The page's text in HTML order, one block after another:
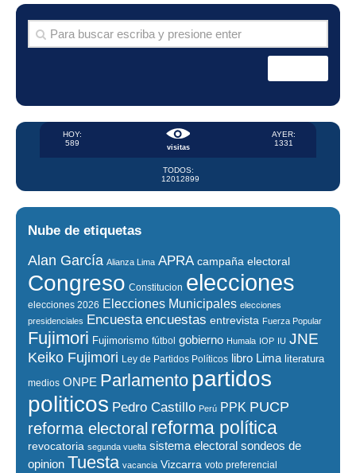
visitas
HOY:
589
AYER:
1331
TODOS:
12012899
Nube de etiquetas
Alan García Alianza Lima APRA campaña electoral
Congreso Constitucion elecciones
elecciones 2026 Elecciones Municipales elecciones
presidenciales Encuesta encuestas entrevista Fuerza Popular
Fujimori Fujimorismo fútbol gobierno Humala IOP IU JNE
Keiko Fujimori Ley de Partidos Políticos libro Lima literatura
medios ONPE Parlamento partidos
politicos Pedro Castillo Perú PPK PUCP
reforma electoral reforma política
revocatoria segunda vuelta sistema electoral sondeos de
opinion Tuesta vacancia Vizcarra voto preferencial